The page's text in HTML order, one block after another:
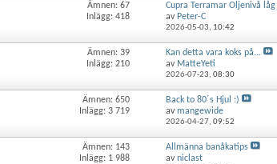
Ämnen: 67
Inlägg: 418
Cupra Terramar Oljenivå låg
av Peter-C
2026-05-03, 10:42
Ämnen: 39
Inlägg: 210
Kan detta vara koks på...
av MatteYeti
2026-07-23, 08:30
Ämnen: 650
Inlägg: 3 719
Back to 80´s Hjul :)
av mangewide
2026-04-27, 09:52
Ämnen: 143
Inlägg: 1 988
Allmänna banåkatips
av niclast